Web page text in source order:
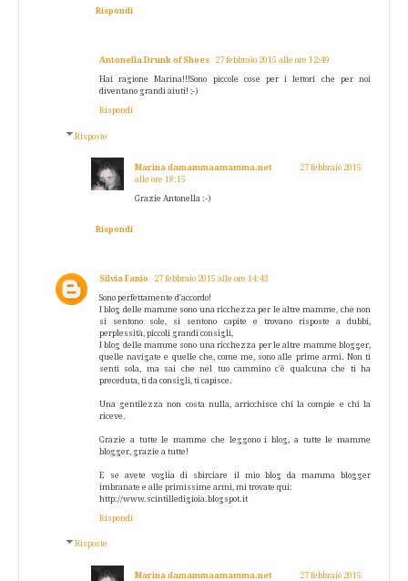
Rispondi
Antonella Drunk of Shoes 27 febbraio 2015 alle ore 12:49
Hai ragione Marina!!!Sono piccole cose per i lettori che per noi
diventano grandi aiuti! ;-)
Rispondi
Risposte
Marina damammaamamma.net
27 febbraio 2015
alle ore 18:15
Grazie Antonella :-)
Rispondi
Silvia Fanio 27 febbraio 2015 alle ore 14:43
Sono perfettamente d'accordo!
I blog delle mamme sono una ricchezza per le altre mamme, che non
si sentono sole, si sentono capite e trovano risposte a dubbi,
perplessità, piccoli grandi consigli,
I blog delle mamme sono una ricchezza per le altre mamme blogger,
quelle navigate e quelle che, come me, sono alle prime armi. Non ti
sentì sola, ma sai che nel tuo cammino c'è qualcuna che ti ha
preceduta, ti da consigli, ti capisce.
Una gentilezza non costa nulla, arricchisce chi la compie e chi la
riceve.
Grazie a tutte le mamme che leggono i blog, a tutte le mamme
blogger, grazie a tutte!
E se avete voglia di sbirciare il mio blog da mamma blogger
imbranate e alle primissime armi, mi trovate qui:
http://www.scintilledigioia.blogspot.it
Rispondi
Risposte
Marina damammaamamma.net
27 febbraio 2015